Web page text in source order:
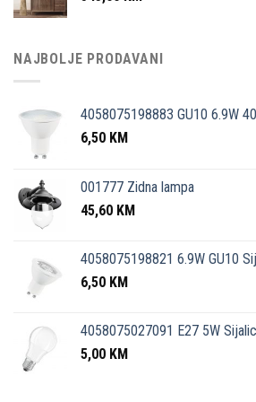
NAJBOLJE PRODAVANI
4058075198883 GU10 6.9W
6,50 KM
001777 Zidna lampa
45,60 KM
4058075198821 6.9W GU10
6,50 KM
4058075027091 E27 5W
5,00 KM